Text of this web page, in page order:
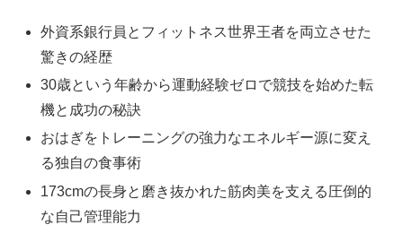
外資系銀行員とフィットネス世界王者を両立させた
驚きの経歴
30歳という年齢から運動経験ゼロで競技を始めた転
機と成功の秘訣
おはぎをトレーニングの強力なエネルギー源に変え
る独自の食事術
173cmの長身と磨き抜かれた筋肉美を支える圧倒的
な自己管理能力